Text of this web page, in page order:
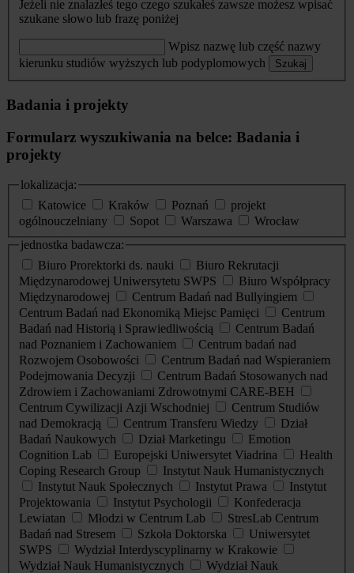
Jeżeli nie znalazłeś tego czego szukałeś zawsze możesz wpisać
szukane słowo lub frazę poniżej
Wpisz nazwę lub część nazwy
kierunku studiów wyższych lub podyplomowych
Szukaj
Badania i projekty
Formularz wyszukiwania na belce: Badania i
projekty
lokalizacja:
Katowice
Kraków Poznań
projekt
ogólnouczelniany
Sopot Warszawa
Wrocław
jednostka badawcza:
Biuro Prorektorki ds. nauki
Biuro Rekrutacji
Międzynarodowej Uniwersytetu SWPS
Biuro Współpracy
Międzynarodowej
Centrum Badań nad Bullyingiem
Centrum Badań nad Ekonomiką Miejsc Pamięci
Centrum
Badań nad Historią i Sprawiedliwością
Centrum Badań
nad Poznaniem i Zachowaniem
Centrum badań nad
Rozwojem Osobowości
Centrum Badań nad Wspieraniem
Podejmowania Decyzji
Centrum Badań Stosowanych nad
Zdrowiem i Zachowaniami Zdrowotnymi CARE-BEH
Centrum Cywilizacji Azji Wschodniej
Centrum Studiów
nad Demokracją
Centrum Transferu Wiedzy
Dział
Badań Naukowych
Dział Marketingu
Emotion
Cognition Lab
Europejski Uniwersytet Viadrina
Health
Coping Research Group
Instytut Nauk Humanistycznych
Instytut Nauk Społecznych
Instytut Prawa
Instytut
Projektowania
Instytut Psychologii
Konfederacja
Lewiatan
Młodzi w Centrum Lab
StresLab Centrum
Badań nad Stresem
Szkoła Doktorska
Uniwersytet
SWPS
Wydział Interdyscyplinarny w Krakowie
Wydział Nauk Humanistycznych
Wydział Nauk